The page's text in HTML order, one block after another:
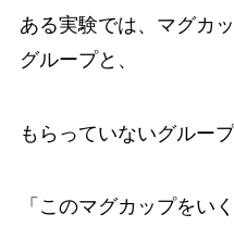
ある実験では、マグカ
グループと、
もらっていないグルー
「このマグカップをい